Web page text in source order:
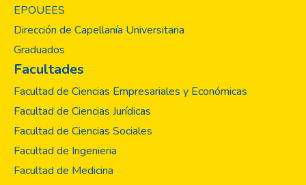
Ambas posturas se resumirían en una
llamado colectivo: ¡Hay que recuperar los
está configurado y materializado en el
funcionamiento de las instituciones sociales:
vínculo entre las personas, por lo que habría
que analizar críticamente cómo están
funcionando las instituciones destinadas al
EPOUEES
Dirección de Capellanía Universitaria
Graduados
Facultades
Facultad de Ciencias Empresariales y Económicas
Facultad de Ciencias Jurídicas
Facultad de Ciencias Sociales
Facultad de Ingenieria
Facultad de Medicina